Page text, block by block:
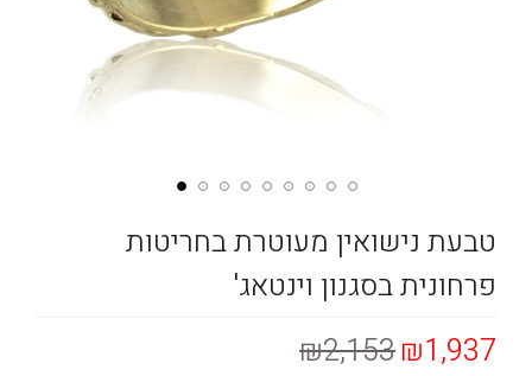
טבעת נישואין מעוטרת בחריטות
פרחונית בסגנון וינטאג'
₪1,937
₪2,153